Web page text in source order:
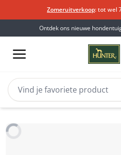
Zomeruitverkoop: tot wel
Ontdek ons nieuwe